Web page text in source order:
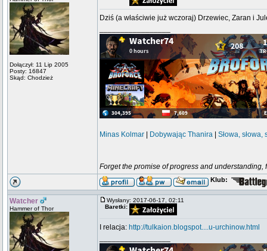
Dołączył: 11 Lip 2005
Posty: 16847
Skąd: Chodzież
Dziś (a właściwie już wczoraj) Drzewiec, Zaran i
Minas Kolmar Dobywając Thanira Słowa, słowa,
Forget the promise of progress and
Klub:
Watcher
Hammer of Thor
Wysłany: 2017-06-17, 02:11
Baretki:
I relacja: http://tulkaion.blogspot....u-urchinow.html